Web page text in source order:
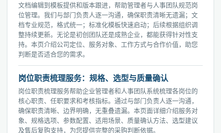
文档编辑到模板提供和版本跟进，帮助管理者与人事团队规范岗
位管理。我们与部门负责人逐一沟通，确保职责清晰无遗漏；文
档专业规范，格式统一；标准化模板快速启动；后续根据组织调
整持续更新。无论是初创团队还是成熟企业，都能获得针对性支
持。本页介绍公司定位、服务对象、工作方式与合作价值，助您
判断是否适合您的需求。
岗位职责梳理服务：规格、选型与质量确认
岗位职责梳理服务帮助企业管理者和人事团队系统梳理各岗位的
核心职责、任职要求和考核指标。通过与部门负责人逐一沟通，
确保职责清晰、边界明确，无重叠遗漏。本页面详细介绍服务对
象、规格选项、参数配置、适用场景、质量确认方法、选型建议
及售后复购支持，为您提供完整的采购判断依据。